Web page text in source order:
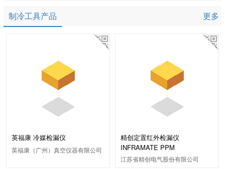
制冷工具产品 更多
英福康 冷媒检漏仪
英福康（广州）真空仪器有限公司
精创定置红外检漏仪
INFRAMATE PPM
江苏省精创电气股份有限公司